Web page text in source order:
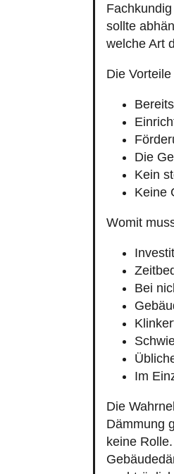
sollte
welche Art
Die
Die
Kein
Keine
Womit
Bei
Im
Die
Dämmung
keine